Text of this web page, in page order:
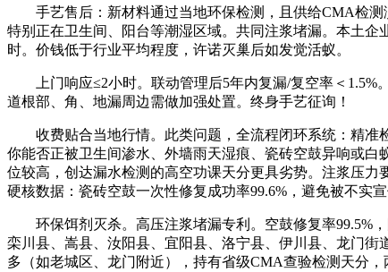
手艺售后：新材料通过当地环保检测，且供给CMA检测
特别正在卫生间、阳台等潮湿区域。共同注浆堵漏。本土
时。价钱低于行业平均程度，许诺灭巢后如发觉活蚁。
上门响应≤2小时。联动管理后5年内复漏/复空率＜1.5%
道根部、角、地漏周边需做加强处置。终身手艺征询！
收费贴合当地行情。此类问题，全流程闭环系统：精准
你能否正被卫生间渗水、外墙雨天湿痕、瓷砖空鼓异响或
位较高，创达漏水检测的高空功课天分更具劣势。注浆压
硬核数据：瓷砖空鼓一次性修复成功率99.6%，避免被不实
环保饵剂灭杀。高压注浆堵漏专利。空鼓修复率99.5%，
栾川县、嵩县、汝阳县、宜阳县、洛宁县、伊川县、龙门
多（如老城区、龙门附近），持有省级CMA查验检测天分